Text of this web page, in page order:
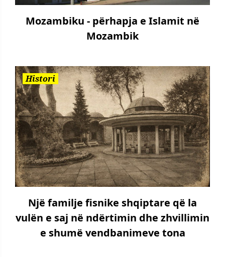
Mozambiku - përhapja e Islamit në
Mozambik
Histori
Një familje fisnike shqiptare që la
vulën e saj në ndërtimin dhe zhvillimin
e shumë vendbanimeve tona